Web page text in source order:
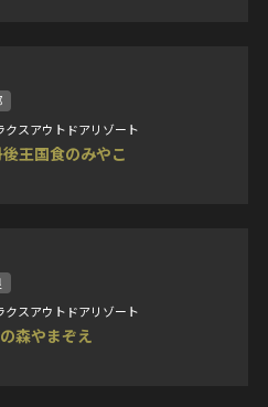
クスアウトドアリゾート
王国食のみやこ
クスアウトドアリゾート
森やまぞえ